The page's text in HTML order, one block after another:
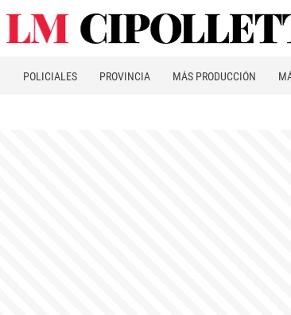
POLICIALES PROVINCIA MÁS PRODUCCIÓN